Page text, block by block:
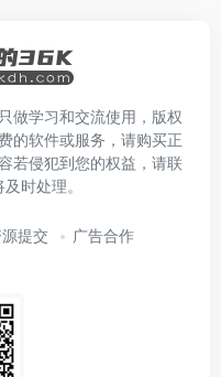
做学习和交流使用，版权
的软件或服务，请购买正
若侵犯到您的权益，请联
时处理。
提交 广告合作